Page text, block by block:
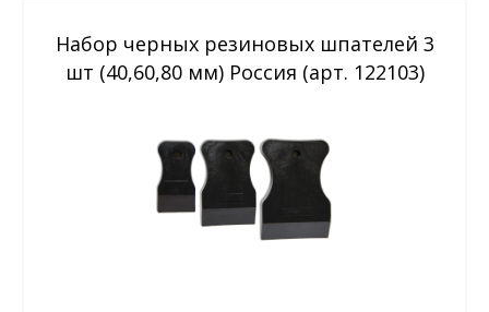
Набор черных резиновых шпателей 3
шт (40,60,80 мм) Россия (арт. 122103)